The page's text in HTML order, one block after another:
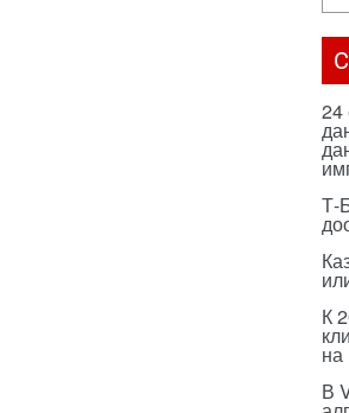
24
Т-
К
на
В